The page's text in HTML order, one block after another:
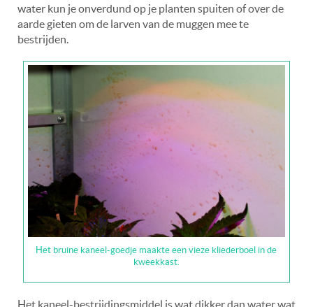
water kun je onverdund op je planten spuiten of over de
aarde gieten om de larven van de muggen mee te
bestrijden.
Het bruine kaneel-goedje maakte een vieze kliederboel in de
kweekkast.
Het kaneel-bestrijdingsmiddel is wat dikker dan water wat